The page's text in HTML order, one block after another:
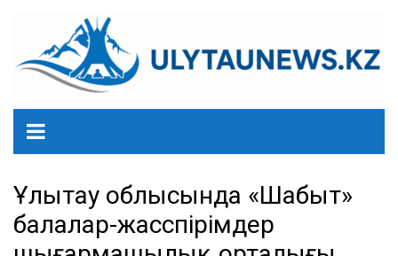
содержанию
Ұлытау облысында «Шабыт»
балалар-жасөспірімдер